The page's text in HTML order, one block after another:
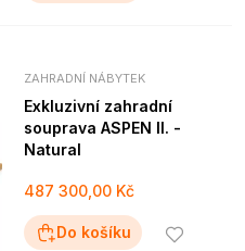
ZAHRADNÍ NÁBYTEK
Exkluzivní zahradní
souprava ASPEN II. -
Natural
487 300,00 Kč
Do košíku